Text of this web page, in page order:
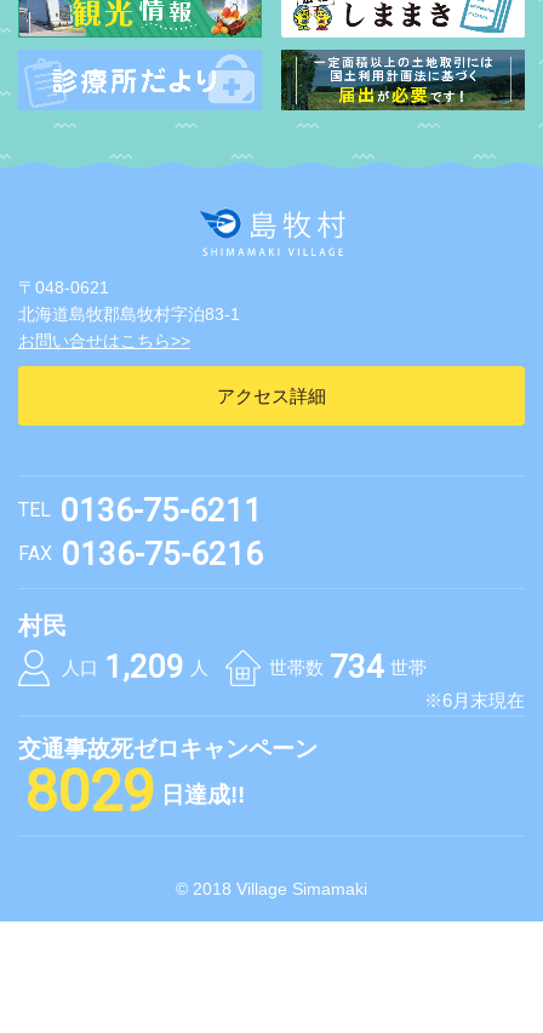
〒048-0621
北海道島牧郡島牧村字泊83-1
お問い合せはこちら>>
アクセス詳細
TEL 0136-75-6211
FAX 0136-75-6216
村民
人口 1,209 人 世帯数 734 世帯
※6月末現在
交通事故死ゼロキャンペーン
8029 日達成!!
© 2018 Village Simamaki